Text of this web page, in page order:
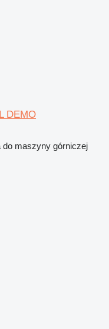
DEMO
do maszyny górniczej